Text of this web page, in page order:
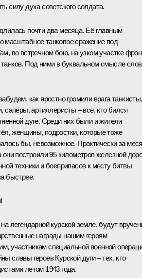
силу духа советского солдата.
почти два месяца. Её главным
масштабное танковое сражение под
во встречном бою, на узком участке
Под ними в буквальном смысле
как яростно громили врага танкисты,
сапёры, артиллеристы – все, кто бился
дуге. Среди них были и жители
женщины, подростки, которые тоже
бы, невозможное. Практически за
они построили 95 километров железной
техники и боеприпасов к месту битвы
быстрее.
легендарной курской земле, будут
награды нашим героям –
участникам специальной военной
славы героев Курской дуги – тех, кто
летом 1943 года.